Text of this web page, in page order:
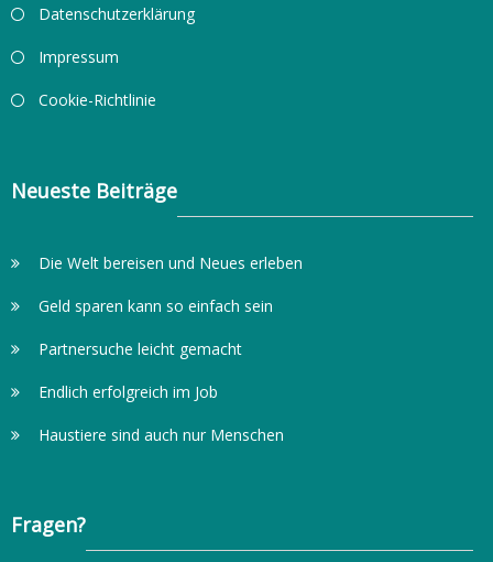
Datenschutzerklärung
Impressum
Cookie-Richtlinie
Neueste Beiträge
Die Welt bereisen und Neues erleben
Geld sparen kann so einfach sein
Partnersuche leicht gemacht
Endlich erfolgreich im Job
Haustiere sind auch nur Menschen
Fragen?